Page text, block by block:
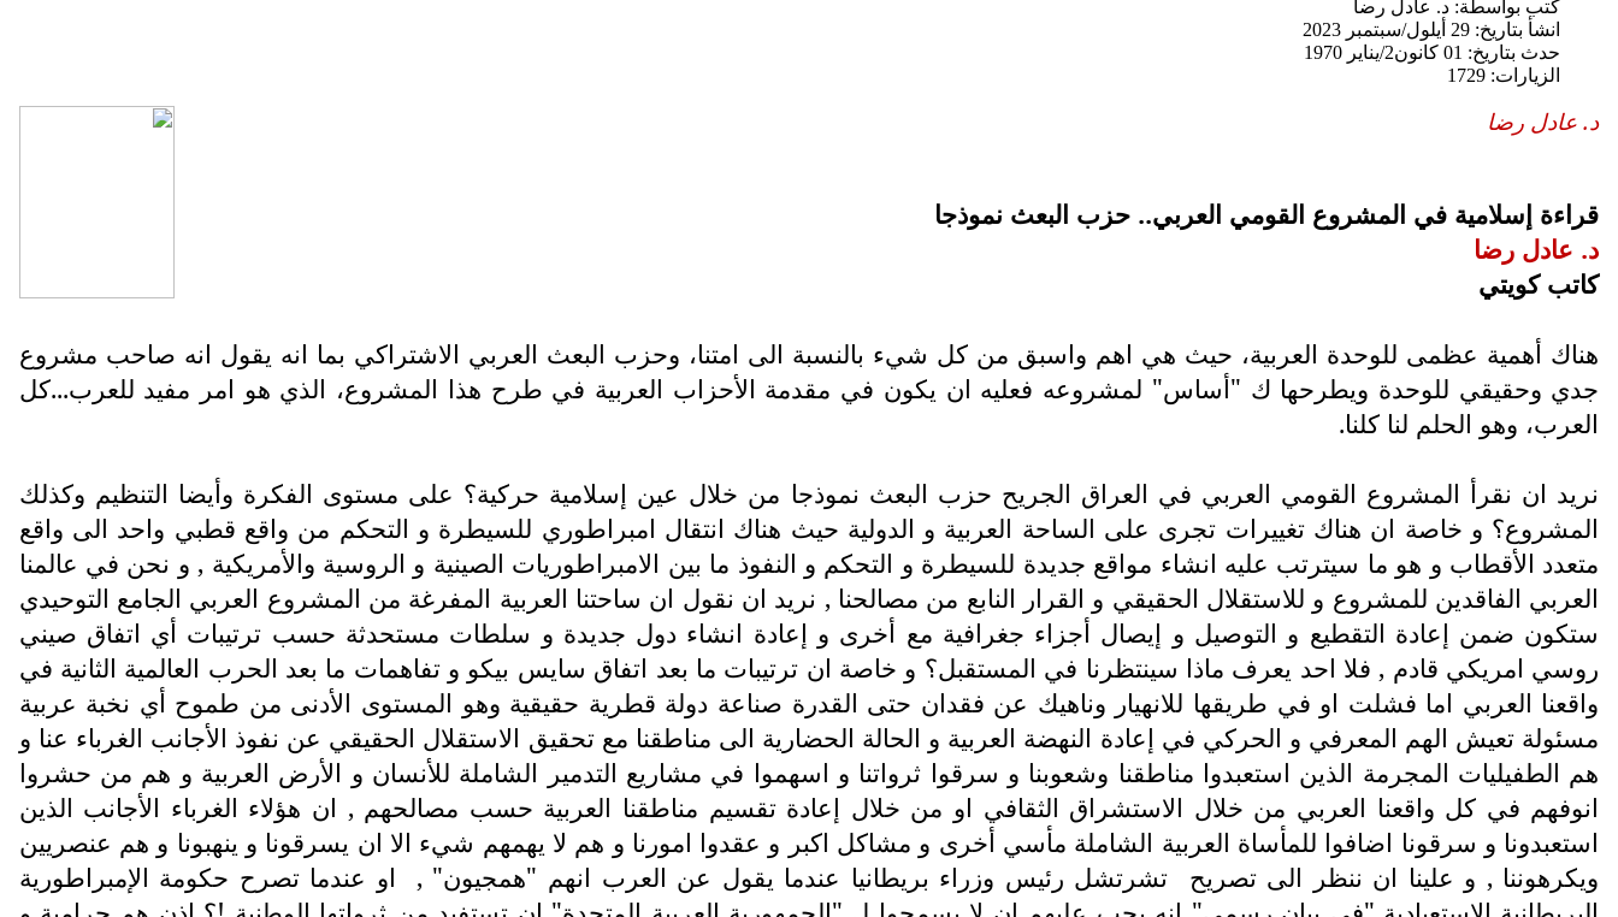
كتب بواسطة: د. عادل رضا
انشأ بتاريخ: 29 أيلول/سبتمبر 2023
حدث بتاريخ: 01 كانون2/يناير 1970
الزيارات: 1729
د. عادل رضا
قراءة إسلامية في المشروع القومي العربي.. حزب البعث نموذجا
د. عادل رضا
كاتب كويتي
هناك أهمية عظمى للوحدة العربية، حيث هي اهم واسبق من كل شيء بالنسبة الى امتنا، وحزب البعث العربي الاشتراكي بما انه يقول انه صاحب مشروع
جدي وحقيقي للوحدة ويطرحها ك "أساس" لمشروعه فعليه ان يكون في مقدمة الأحزاب العربية في طرح هذا المشروع، الذي هو امر مفيد للعرب...كل
العرب، وهو الحلم لنا كلنا.
نريد ان نقرأ المشروع القومي العربي في العراق الجريح حزب البعث نموذجا من خلال عين إسلامية حركية؟ على مستوى الفكرة وأيضا التنظيم وكذلك
المشروع؟ و خاصة ان هناك تغييرات تجرى على الساحة العربية و الدولية حيث هناك انتقال امبراطوري للسيطرة و التحكم من واقع قطبي واحد الى واقع
متعدد الأقطاب و هو ما سيترتب عليه انشاء مواقع جديدة للسيطرة و التحكم و النفوذ ما بين الامبراطوريات الصينية و الروسية والأمريكية , و نحن في عالمنا
العربي الفاقدين للمشروع و للاستقلال الحقيقي و القرار النابع من مصالحنا , نريد ان نقول ان ساحتنا العربية المفرغة من المشروع العربي الجامع التوحيدي
ستكون ضمن إعادة التقطيع و التوصيل و إيصال أجزاء جغرافية مع أخرى و إعادة انشاء دول جديدة و سلطات مستحدثة حسب ترتيبات أي اتفاق صيني
روسي امريكي قادم , فلا احد يعرف ماذا سينتظرنا في المستقبل؟ و خاصة ان ترتيبات ما بعد اتفاق سايس بيكو و تفاهمات ما بعد الحرب العالمية الثانية في
واقعنا العربي اما فشلت او في طريقها للانهيار وناهيك عن فقدان حتى القدرة صناعة دولة قطرية حقيقية وهو المستوى الأدنى من طموح أي نخبة عربية
مسئولة تعيش الهم المعرفي و الحركي في إعادة النهضة العربية و الحالة الحضارية الى مناطقنا مع تحقيق الاستقلال الحقيقي عن نفوذ الأجانب الغرباء عنا و
هم الطفيليات المجرمة الذين استعبدوا مناطقنا وشعوبنا و سرقوا ثرواتنا و اسهموا في مشاريع التدمير الشاملة للأنسان و الأرض العربية و هم من حشروا
انوفهم في كل واقعنا العربي من خلال الاستشراق الثقافي او من خلال إعادة تقسيم مناطقنا العربية حسب مصالحهم , ان هؤلاء الغرباء الأجانب الذين
استعبدونا و سرقونا اضافوا للمأساة العربية الشاملة مأسي أخرى و مشاكل اكبر و عقدوا امورنا و هم لا يهمهم شيء الا ان يسرقونا و ينهبونا و هم عنصريين
ويكرهوننا , و علينا ان ننظر الى تصريح
تشرتشل رئيس وزراء بريطانيا عندما يقول عن العرب انهم "همجيون" ,
او عندما تصرح حكومة الإمبراطورية